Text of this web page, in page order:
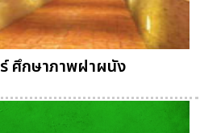
ศึกษาภาพฝาผนัง